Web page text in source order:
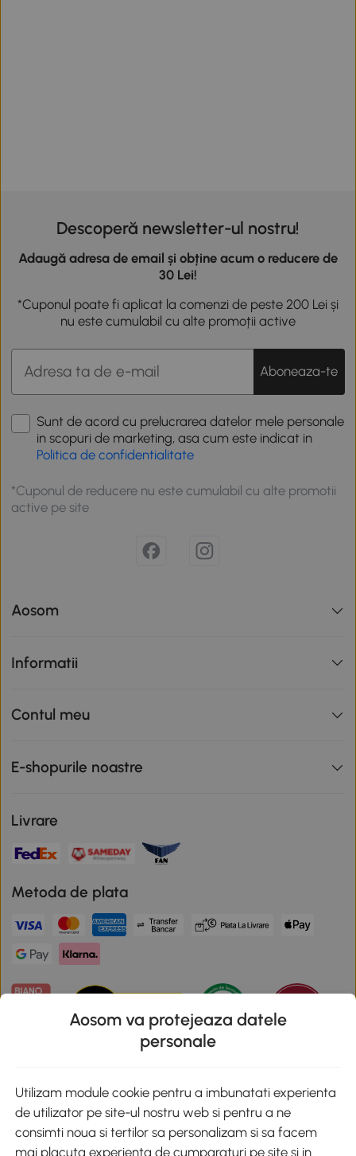
Descoperă newsletter-ul nostru!
Adaugă adresa de email și obține acum o reducere de
30 Lei!
*Cuponul poate fi aplicat la comenzi de peste 200 Lei și
nu este cumulabil cu alte promoții active
Aboneaza-te
Sunt de acord cu prelucrarea datelor mele personale
in scopuri de marketing, asa cum este indicat in
Politica de confidentialitate
*Cuponul de reducere nu este cumulabil cu alte promotii
active pe site
Aosom
Informatii
Contul meu
E-shopurile noastre
Livrare
Metoda de plata
Descarca aplicatia Aosom
Google Play
Aosom va protejeaza datele
personale
Utilizam module cookie pentru a imbunatati experienta
de utilizator pe site-ul nostru web si pentru a ne
consimti noua si tertilor sa personalizam si sa facem
mai placuta experienta de cumparaturi pe site si in